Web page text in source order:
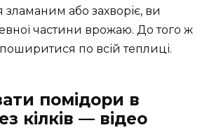
або захворіє, ви
частини врожаю. До того ж
по всій теплиці.
помідори в
кілків — відео